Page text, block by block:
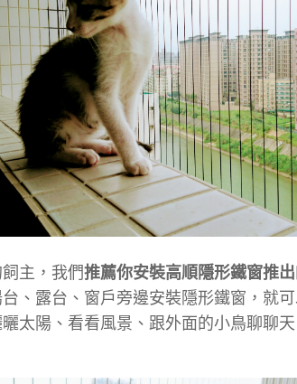
主，我們推薦你安裝高順隱形鐵窗推
台、露台、窗戶旁邊安裝隱形鐵窗，就
太陽、看看風景、跟外面的小鳥聊聊